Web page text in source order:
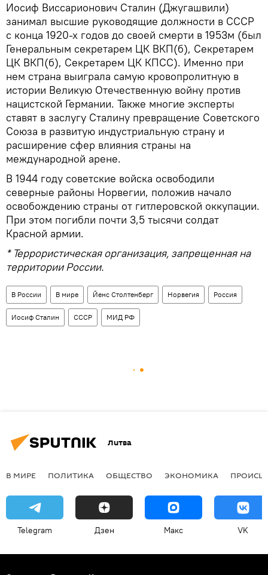
Иосиф Виссарионович Сталин (Джугашвили)
занимал высшие руководящие должности в СССР
с конца 1920-х годов до своей смерти в 1953м (был
Генеральным секретарем ЦК ВКП(б), Секретарем
ЦК ВКП(б), Секретарем ЦК КПСС). Именно при
нем страна выиграла самую кровопролитную в
истории Великую Отечественную войну против
нацистской Германии. Также многие эксперты
ставят в заслугу Сталину превращение Советского
Союза в развитую индустриальную страну и
расширение сфер влияния страны на
международной арене.
В 1944 году советские войска освободили
северные районы Норвегии, положив начало
освобождению страны от гитлеровской оккупации.
При этом погибли почти 3,5 тысячи солдат
Красной армии.
* Террористическая организация, запрещенная на
территории России.
В России В мире Йенс Столтенберг Норвегия Россия
Иосиф Сталин СССР МИД РФ
Литва
В МИРЕ ПОЛИТИКА ОБЩЕСТВО ЭКОНОМИКА
Telegram Дзен Макс VK